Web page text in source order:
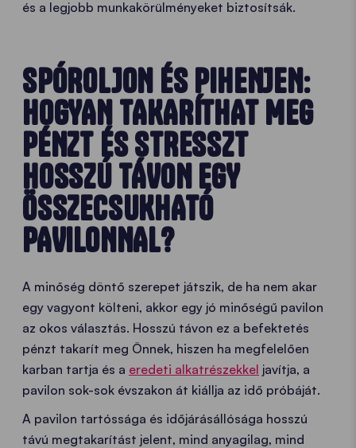
és a legjobb munkakörülményeket biztosítsák.
SPÓROLJON ÉS PIHENJEN:
HOGYAN TAKARÍTHAT MEG
PÉNZT ÉS STRESSZT
HOSSZÚ TÁVON EGY
ÖSSZECSUKHATÓ
PAVILONNAL?
A minőség döntő szerepet játszik, de ha nem akar
egy vagyont költeni, akkor egy jó minőségű pavilon
az okos választás. Hosszú távon ez a befektetés
pénzt takarít meg Önnek, hiszen ha megfelelően
karban tartja és a eredeti alkatrészekkel javítja, a
pavilon sok-sok évszakon át kiállja az idő próbáját.
A pavilon tartóssága és időjárásállósága hosszú
távú megtakarítást jelent, mind anyagilag, mind